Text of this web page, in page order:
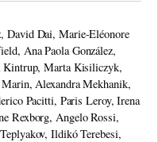
David Dai, Marie-Eléonore
Ana Paola González,
Kintrup, Marta Kisiliczyk,
Alexandra Mekhanik,
Pacitti, Paris Leroy, Irena
Rexborg, Angelo Rossi,
Ildikó Terebesi,